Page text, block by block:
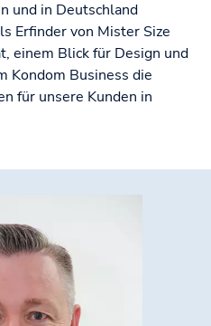
und in Deutschland
Erfinder von Mister Size
einem Blick für Design und
Kondom Business die
für unsere Kunden in